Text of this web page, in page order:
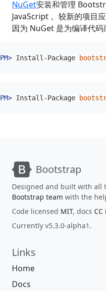
NuGet安装和管理
JavaScript 。较新的项目
因为 NuGet 是为编译代码
Install-Package
Install-Package
Bootstrap
Designed and built with all
Bootstrap team with the
Code licensed MIT, docs CC
Currently v5.3.0-alpha1.
Links
Home
Docs